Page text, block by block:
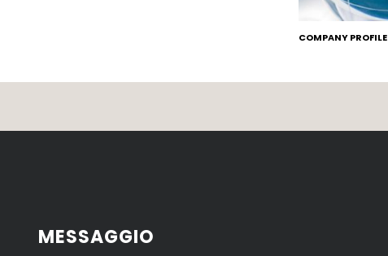
COMPANY PROFILE
MESSAGGIO